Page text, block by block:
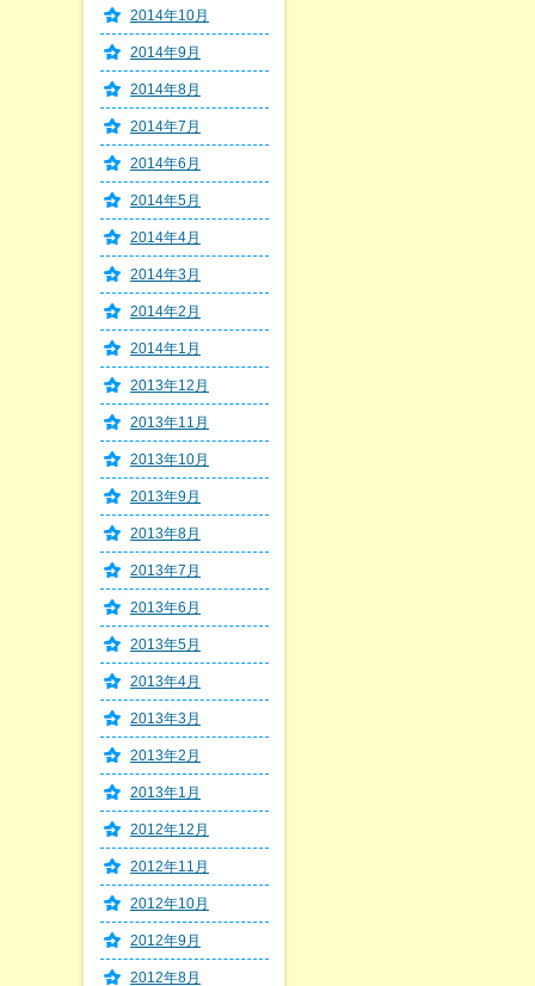
2014年10月
2014年9月
2014年8月
2014年7月
2014年6月
2014年5月
2014年4月
2014年3月
2014年2月
2014年1月
2013年12月
2013年11月
2013年10月
2013年9月
2013年8月
2013年7月
2013年6月
2013年5月
2013年4月
2013年3月
2013年2月
2013年1月
2012年12月
2012年11月
2012年10月
2012年9月
2012年8月